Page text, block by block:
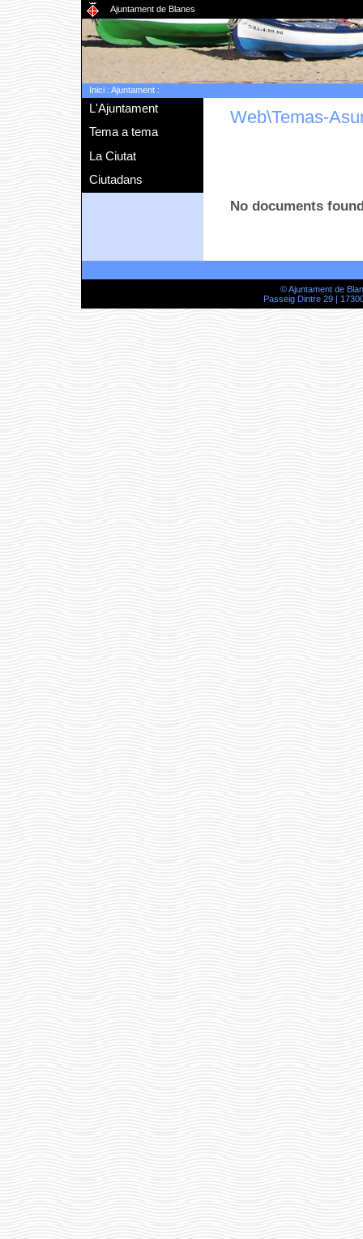
Ajuntament de Blanes
Inici: Ajuntament:
L'Ajuntament
Tema a tema
La Ciutat
Ciutadans
Web\Temas-
No documents
© Ajuntament de
Passeig Dintre 29 |